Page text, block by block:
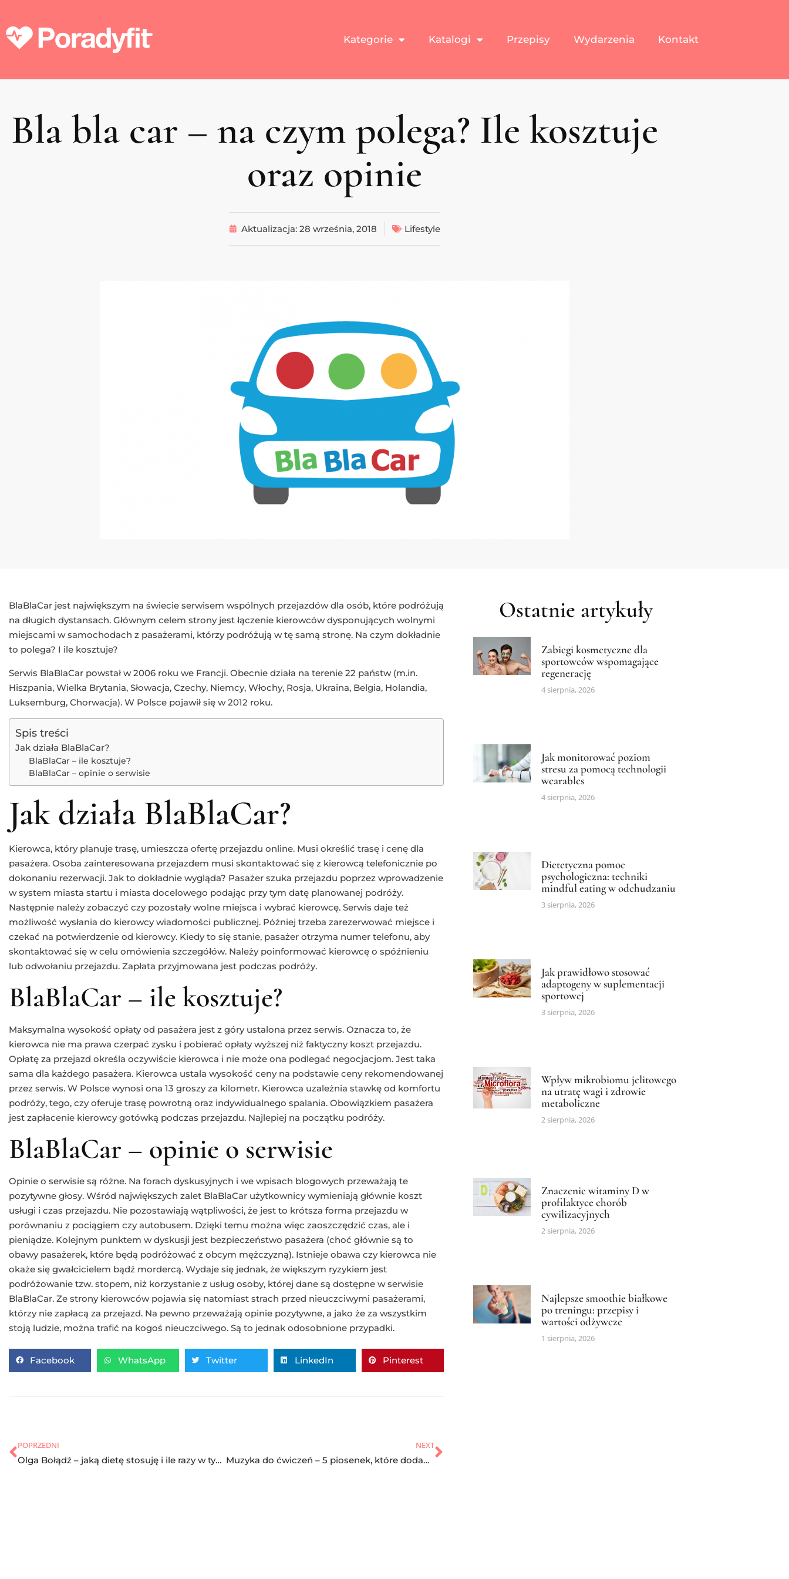
Kategorie Katalogi Przepisy Wydarzenia Kontakt
Bla bla car – na czym polega? Ile kosztuje
oraz opinie
Aktualizacja: 28 września, 2018 Lifestyle
BlaBlaCar jest największym na świecie serwisem wspólnych przejazdów dla osób, które podróżują
na długich dystansach. Głównym celem strony jest łączenie kierowców dysponujących wolnymi
miejscami w samochodach z pasażerami, którzy podróżują w tę samą stronę. Na czym dokładnie
to polega? I ile kosztuje?
Serwis BlaBlaCar powstał w 2006 roku we Francji. Obecnie działa na terenie 22 państw (m.in.
Hiszpania, Wielka Brytania, Słowacja, Czechy, Niemcy, Włochy, Rosja, Ukraina, Belgia, Holandia,
Luksemburg, Chorwacja). W Polsce pojawił się w 2012 roku.
Spis treści
Jak działa BlaBlaCar?
BlaBlaCar – ile kosztuje?
BlaBlaCar – opinie o serwisie
Jak działa BlaBlaCar?
Kierowca, który planuje trasę, umieszcza ofertę przejazdu online. Musi określić trasę i cenę dla
pasażera. Osoba zainteresowana przejazdem musi skontaktować się z kierowcą telefonicznie po
dokonaniu rezerwacji. Jak to dokładnie wygląda? Pasażer szuka przejazdu poprzez wprowadzenie
w system miasta startu i miasta docelowego podając przy tym datę planowanej podróży.
Następnie należy zobaczyć czy pozostały wolne miejsca i wybrać kierowcę. Serwis daje też
możliwość wysłania do kierowcy wiadomości publicznej. Później trzeba zarezerwować miejsce i
czekać na potwierdzenie od kierowcy. Kiedy to się stanie, pasażer otrzyma numer telefonu, aby
skontaktować się w celu omówienia szczegółów. Należy poinformować kierowcę o spóźnieniu
lub odwołaniu przejazdu. Zapłata przyjmowana jest podczas podróży.
BlaBlaCar – ile kosztuje?
Maksymalna wysokość opłaty od pasażera jest z góry ustalona przez serwis. Oznacza to, że
kierowca nie ma prawa czerpać zysku i pobierać opłaty wyższej niż faktyczny koszt przejazdu.
Opłatę za przejazd określa oczywiście kierowca i nie może ona podlegać negocjacjom. Jest taka
sama dla każdego pasażera. Kierowca ustala wysokość ceny na podstawie ceny rekomendowanej
przez serwis. W Polsce wynosi ona 13 groszy za kilometr. Kierowca uzależnia stawkę od komfortu
podróży, tego, czy oferuje trasę powrotną oraz indywidualnego spalania. Obowiązkiem pasażera
jest zapłacenie kierowcy gotówką podczas przejazdu. Najlepiej na początku podróży.
BlaBlaCar – opinie o serwisie
Opinie o serwisie są różne. Na forach dyskusyjnych i we wpisach blogowych przeważają te
pozytywne głosy. Wśród największych zalet BlaBlaCar użytkownicy wymieniają głównie koszt
usługi i czas przejazdu. Nie pozostawiają wątpliwości, że jest to krótsza forma przejazdu w
porównaniu z pociągiem czy autobusem. Dzięki temu można więc zaoszczędzić czas, ale i
pieniądze. Kolejnym punktem w dyskusji jest bezpieczeństwo pasażera (choć głównie są to
obawy pasażerek, które będą podróżować z obcym mężczyzną). Istnieje obawa czy kierowca nie
okaże się gwałcicielem bądź mordercą. Wydaje się jednak, że większym ryzykiem jest
podróżowanie tzw. stopem, niż korzystanie z usług osoby, której dane są dostępne w serwisie
BlaBlaCar. Ze strony kierowców pojawia się natomiast strach przed nieuczciwymi pasażerami,
którzy nie zapłacą za przejazd. Na pewno przeważają opinie pozytywne, a jako że za wszystkim
stoją ludzie, można trafić na kogoś nieuczciwego. Są to jednak odosobnione przypadki.
Facebook WhatsApp Twitter LinkedIn Pinterest
POPRZEDNI
Olga Bołądź – jaką dietę stosuję i ile razy w tygodniu ćwiczy?
NEXT
Muzyka do ćwiczeń – 5 piosenek, które dodadzą Ci energii podczas treningu!
Ostatnie artykuły
Zabiegi kosmetyczne dla
sportowców wspomagające
regenerację
4 sierpnia, 2026
Jak monitorować poziom
stresu za pomocą technologii
wearables
4 sierpnia, 2026
Dietetyczna pomoc
psychologiczna: techniki
mindful eating w odchudzaniu
3 sierpnia, 2026
Jak prawidłowo stosować
adaptogeny w suplementacji
sportowej
3 sierpnia, 2026
Wpływ mikrobiomu jelitowego
na utratę wagi i zdrowie
metaboliczne
2 sierpnia, 2026
Znaczenie witaminy D w
profilaktyce chorób
cywilizacyjnych
2 sierpnia, 2026
Najlepsze smoothie białkowe
po treningu: przepisy i
wartości odżywcze
1 sierpnia, 2026